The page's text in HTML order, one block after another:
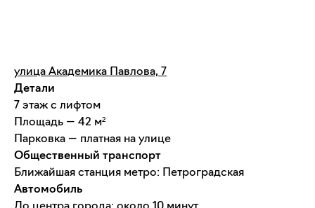
улица Академика Павлова, 7
Детали
7 этаж с лифтом
Площадь — 42 м²
Парковка — платная на улице
Общественный транспорт
Ближайшая станция метро: Петроградская
Автомобиль